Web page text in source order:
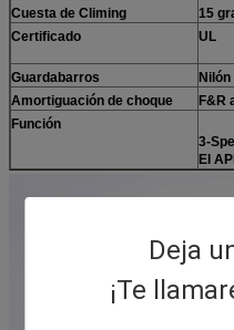
Deja
¡Te
Cuesta de Climing
15
Certificado
UL
Guardabarros
Nilón
Amortiguación de choque
F&R
Función
3-
El